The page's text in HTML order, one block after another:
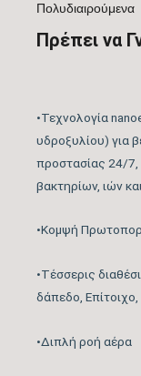
Πολυδιαιρούμενα
Πρέπει να
•Τεχνολογία
υδροξυλίου) για
προστασίας 24/7,
βακτηρίων, ιών
•Κομψή
•Τέσσερις
δάπεδο,
•Διπλή ροή αέρα
Πιστοποίηση
Λειτουργία
Ψύξη &